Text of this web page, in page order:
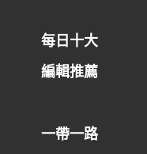
每日十大
編輯推薦
一帶一路